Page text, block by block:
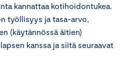
kannattaa kotihoidontukea.
työllisyys ja tasa-arvo,
(käytännössä äitien)
kanssa ja siitä seuraavat